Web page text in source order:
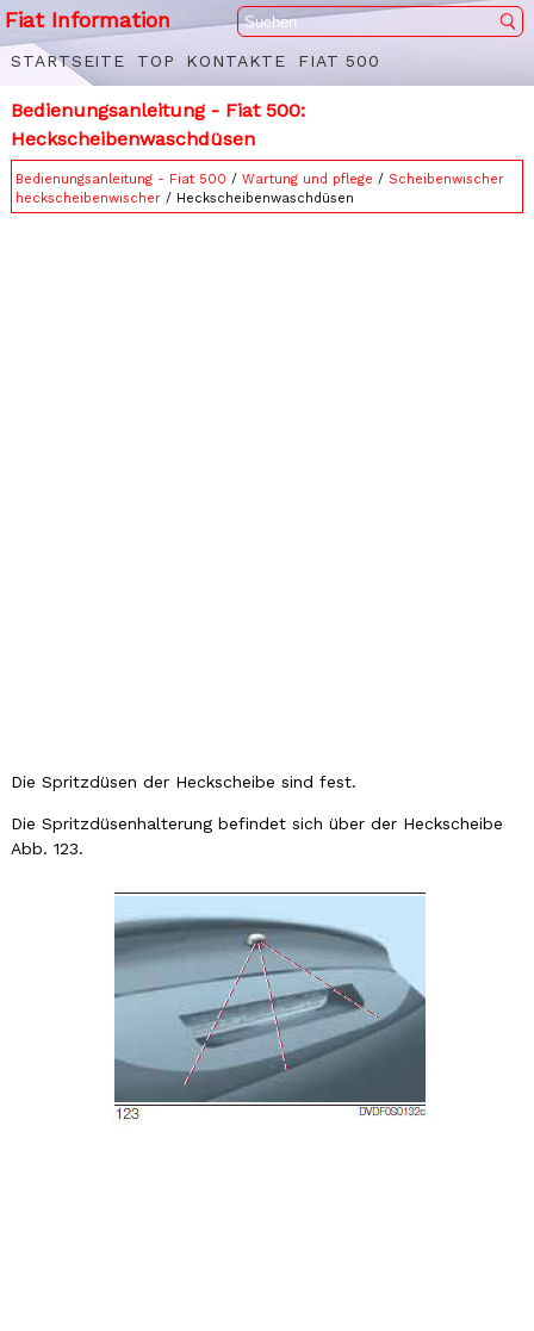
Fiat Information
STARTSEITE TOP KONTAKTE FIAT 500
Bedienungsanleitung - Fiat 500:
Heckscheibenwaschdüsen
Bedienungsanleitung - Fiat 500 / Wartung und pflege / Scheibenwischer
heckscheibenwischer/ Heckscheibenwaschdüsen
Die Spritzdüsen der Heckscheibe sind fest.
Die Spritzdüsenhalterung befindet sich über der Heckscheibe
Abb. 123.